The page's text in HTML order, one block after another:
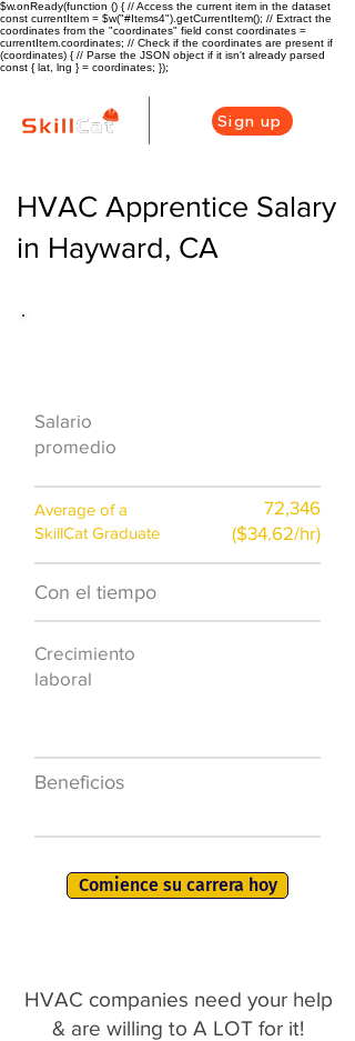
$w.onReady(function () { // Access the current item in the dataset
const currentItem = $w("#Items4").getCurrentItem(); // Extract the
coordinates from the "coordinates" field const coordinates =
currentItem.coordinates; // Check if the coordinates are present if
(coordinates) { // Parse the JSON object if it isn't already parsed
const { lat, lng } = coordinates; });
Sign up
HVAC Apprentice Salary
in Hayward, CA
Salario
promedio
Average of a
SkillCat Graduate
72,346
($34.62/hr)
Con el tiempo
Crecimiento
laboral
Beneficios
Comience su carrera hoy
HVAC companies need your help
& are willing to A LOT for it!